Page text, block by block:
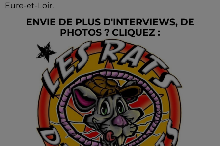
Eure-et-Loir.
ENVIE DE PLUS D'INTERVIEWS, DE
PHOTOS ? CLIQUEZ :